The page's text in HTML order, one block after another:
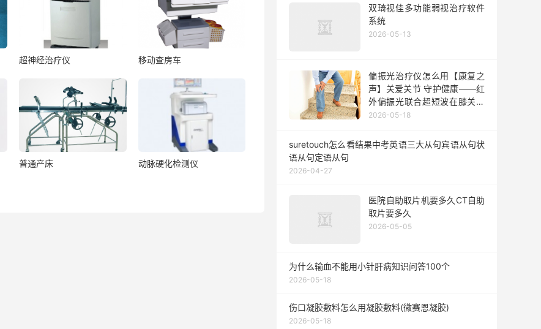
超神经治疗仪 移动查房车
普通产床 动脉硬化检测仪
双琦视佳多功能弱视治疗软件
系统
2026-05-13
偏振光治疗仪怎么用【康复之
声】关爱关节 守护健康——红
外偏振光联合超短波在膝关节
炎中的应用
2026-05-18
suretouch怎么看结果中考英语三大从句宾语从句状
语从句定语从句
2026-04-27
医院自助取片机要多久CT自助
取片要多久
2026-05-05
为什么输血不能用小针肝病知识问答100个
2026-05-18
伤口凝胶敷料怎么用凝胶敷料(微赛恩凝胶)
2026-05-18